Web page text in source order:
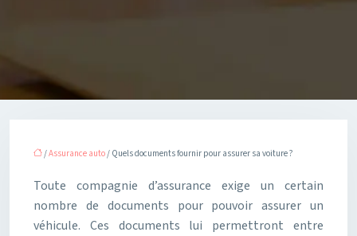
/Assurance auto/ Quels documents fournir pour assurer sa voiture ?
Toute compagnie d’assurance exige un certain
nombre de documents pour pouvoir assurer un
véhicule. Ces documents lui permettront entre